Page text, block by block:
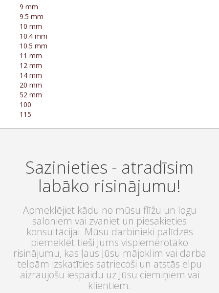
9 mm
9.5 mm
10 mm
10.4 mm
10.5 mm
11 mm
12 mm
14 mm
20 mm
52 mm
100
115
Sazinieties - atradīsim
labāko risinājumu!
Apmeklējiet kādu no mūsu flīžu un logu
saloniem vai zvaniet un piesakieties
konsultācijai. Mūsu darbinieki palīdzēs
piemeklēt tieši Jums vispiemērotāko
risinājumu, kas ļaus Jūsu mājoklim vai darba
telpām izskatīties satriecoši un atstās elpu
aizraujošu iespaidu uz Jūsu ciemiņiem vai
klientiem.